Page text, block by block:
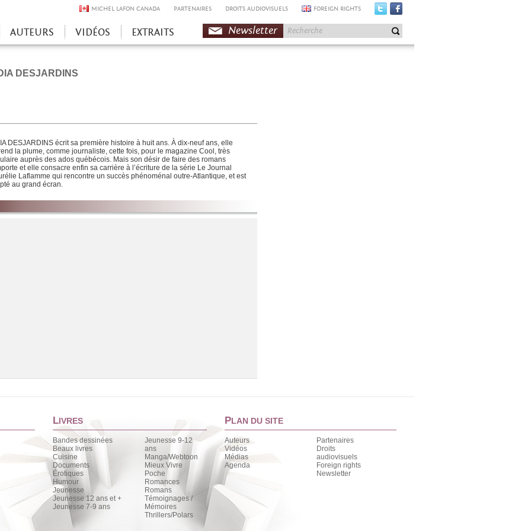
MICHEL LAFON CANADA PARTENAIRES DROITS AUDIOVISUELS FOREIGN RIGHTS
AUTEURS VIDÉOS EXTRAITS Newsletter
DESJARDINS
DESJARDINS écrit sa première histoire à huit ans. À dix-neuf ans, elle
la plume, comme journaliste, cette fois, pour le magazine Cool, très
auprès des ados québécois. Mais son désir de faire des romans
et elle consacre enfin sa carrière à l’écriture de la série Le Journal
Laflamme qui rencontre un succès phénoménal outre-Atlantique, et est
au grand écran.
Chargement de la liste
LIVRES
Bandes dessinées
Beaux livres
Cuisine
Documents
Érotiques
Humour
Jeunesse
Jeunesse 12 ans et +
Jeunesse 7-9 ans
Jeunesse 9-12
ans
Manga/Webtoon
Mieux Vivre
Poche
Romances
Romans
Témoignages /
Mémoires
Thrillers/Polars
PLAN DU SITE
Auteurs
Vidéos
Médias
Agenda
Partenaires
Droits
audiovisuels
Foreign rights
Newsletter